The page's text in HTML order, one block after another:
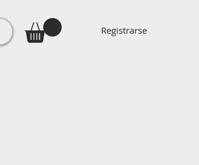
Registrarse